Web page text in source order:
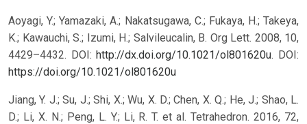
Aoyagi, Y.; Yamazaki, A.; Nakatsugawa, C.; Fukaya, H.; Takeya,
K.; Kawauchi, S.; Izumi, H.; Salvileucalin, B. Org Lett. 2008, 10,
4429–4432. DOI:http://dx.doi.org/10.1021/ol801620u. DOI:
https://doi.org/10.1021/ol801620u
Jiang, Y. J.; Su, J.; Shi, X.; Wu, X. D.; Chen, X. Q.; He, J.; Shao, L.
D.; Li, X. N.; Peng, L. Y.; Li, R. T. et al. Tetrahedron. 2016, 72,